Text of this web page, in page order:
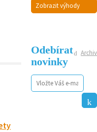
Zobrazit výhody
Archiv
Odebírat
novinky